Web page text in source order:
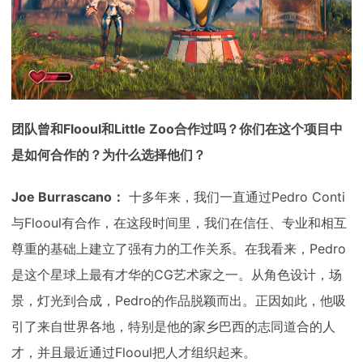
团队曾和Flooul和Little Zoo合作过吗？你们在这个项目中
是如何合作的？为什么选择他们？
Joe Burrascano： 十多年来，我们一直通过Pedro Conti
与Flooul有合作，在这段时间里，我们在信任、专业和相互
尊重的基础上建立了强有力的工作关系。在我看来，Pedro
是这个星球上最有才华的CG艺术家之一。从角色设计，场
景，灯光到合成，Pedro的作品脱颖而出。正因如此，他吸
引了来自世界各地，特别是他的家乡巴西的志同道合的人
才，并且最近通过Flooul把人才组织起来。